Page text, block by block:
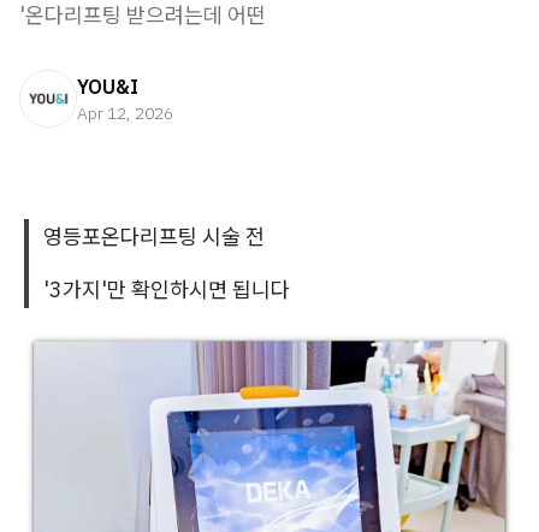
'온다리프팅 받으려는데 어떤
YOU&I
Apr 12, 2026
영등포온다리프팅 시술 전
'3가지'만 확인하시면 됩니다